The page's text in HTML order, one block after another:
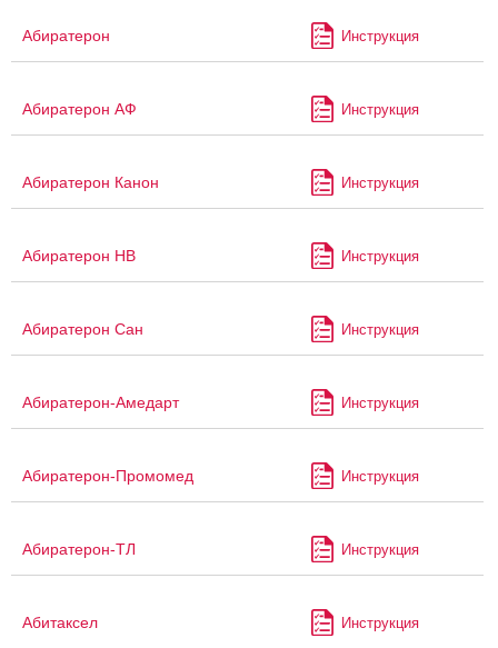
Абиратерон Инструкция
Абиратерон АФ Инструкция
Абиратерон Канон Инструкция
Абиратерон НВ Инструкция
Абиратерон Сан Инструкция
Абиратерон-Амедарт Инструкция
Абиратерон-Промомед Инструкция
Абиратерон-ТЛ Инструкция
Абитаксел Инструкция